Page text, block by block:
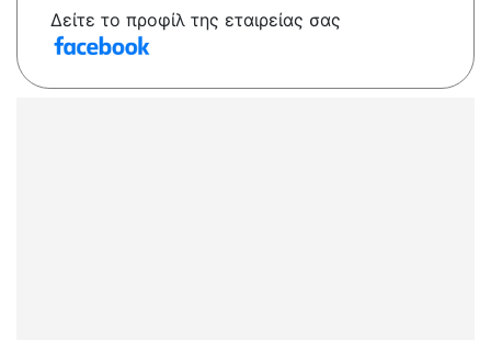
Δείτε το προφίλ της εταιρείας σας